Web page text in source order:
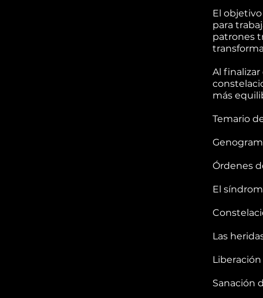
El
para
patrones
Al
más
Temario
Órdenes
El
Las
Sanación